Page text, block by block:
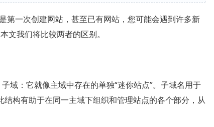
第一次创建网站，甚至已有网站，您可能会遇到许多新
文我们将比较两者的区别。
域：它就像主域中存在的单独“迷你站点”。子域名用于
构有助于在同一主域下组织和管理站点的各个部分，从